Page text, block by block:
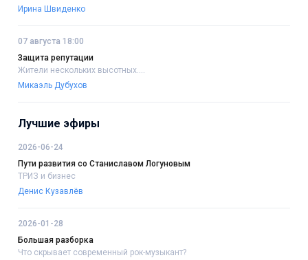
Ирина Швиденко
07 августа 18:00
Защита репутации
Жители нескольких высотных....
Микаэль Дубухов
Лучшие эфиры
2026-06-24
Пути развития со Станиславом Логуновым
ТРИЗ и бизнес
Денис Кузавлёв
2026-01-28
Большая разборка
Что скрывает современный рок-музыкант?